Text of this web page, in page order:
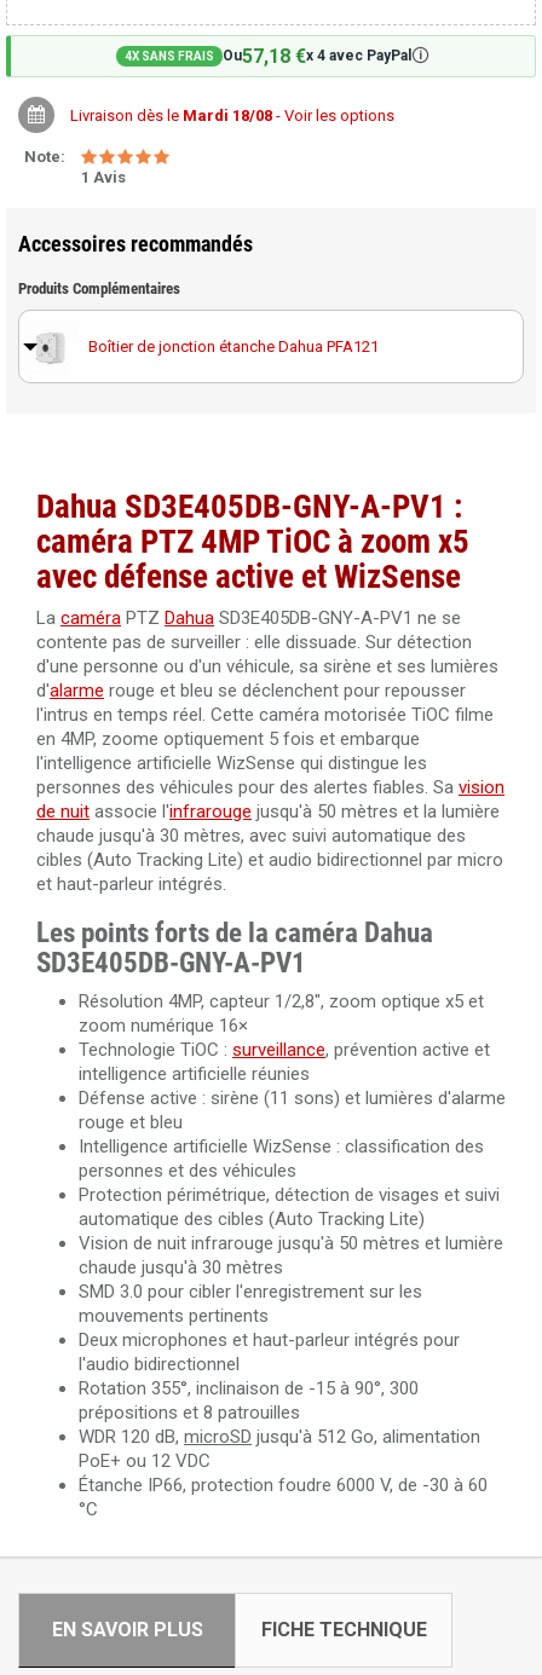
4X SANS FRAIS Ou57,18 €x 4 avec PayPal 🛈
Livraison dès le Mardi 18/08 - Voir les options
Note:
1 Avis
Accessoires recommandés
Produits Complémentaires
Boîtier de jonction étanche Dahua PFA121
Dahua SD3E405DB-GNY-A-PV1 :
caméra PTZ 4MP TiOC à zoom x5
avec défense active et WizSense
La caméra PTZ Dahua SD3E405DB-GNY-A-PV1 ne se
contente pas de surveiller : elle dissuade. Sur détection
d'une personne ou d'un véhicule, sa sirène et ses lumières
d'alarme rouge et bleu se déclenchent pour repousser
l'intrus en temps réel. Cette caméra motorisée TiOC filme
en 4MP, zoome optiquement 5 fois et embarque
l'intelligence artificielle WizSense qui distingue les
personnes des véhicules pour des alertes fiables. Sa vision
de nuit associe l'infrarouge jusqu'à 50 mètres et la lumière
chaude jusqu'à 30 mètres, avec suivi automatique des
cibles (Auto Tracking Lite) et audio bidirectionnel par micro
et haut-parleur intégrés.
Les points forts de la caméra Dahua
SD3E405DB-GNY-A-PV1
Résolution 4MP, capteur 1/2,8", zoom optique x5 et
zoom numérique 16×
Technologie TiOC : surveillance, prévention active et
intelligence artificielle réunies
Défense active : sirène (11 sons) et lumières d'alarme
rouge et bleu
Intelligence artificielle WizSense : classification des
personnes et des véhicules
Protection périmétrique, détection de visages et suivi
automatique des cibles (Auto Tracking Lite)
Vision de nuit infrarouge jusqu'à 50 mètres et lumière
chaude jusqu'à 30 mètres
SMD 3.0 pour cibler l'enregistrement sur les
mouvements pertinents
Deux microphones et haut-parleur intégrés pour
l'audio bidirectionnel
Rotation 355°, inclinaison de -15 à 90°, 300
prépositions et 8 patrouilles
WDR 120 dB, microSD jusqu'à 512 Go, alimentation
PoE+ ou 12 VDC
Étanche IP66, protection foudre 6000 V, de -30 à 60
°C
EN SAVOIR PLUS FICHE TECHNIQUE